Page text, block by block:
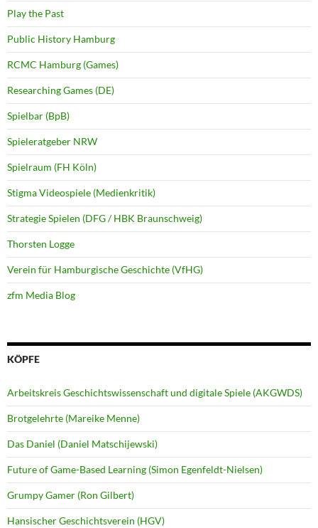
Play the Past
Public History Hamburg
RCMC Hamburg (Games)
Researching Games (DE)
Spielbar (BpB)
Spieleratgeber NRW
Spielraum (FH Köln)
Stigma Videospiele (Medienkritik)
Strategie Spielen (DFG / HBK Braunschweig)
Thorsten Logge
Verein für Hamburgische Geschichte (VfHG)
zfm Media Blog
KÖPFE
Arbeitskreis Geschichtswissenschaft und digitale Spiele (AKGWDS)
Brotgelehrte (Mareike Menne)
Das Daniel (Daniel Matschijewski)
Future of Game-Based Learning (Simon Egenfeldt-Nielsen)
Grumpy Gamer (Ron Gilbert)
Hansischer Geschichtsverein (HGV)